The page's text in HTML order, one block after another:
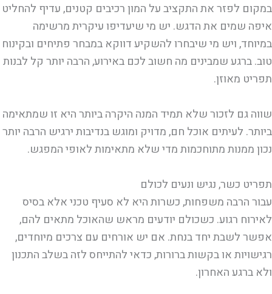
במקום לפזר את התקציב על המון רכיבים קטנים, עדיף להחליט
איפה שמים את הדגש. יש מי שיעדיפו עיקרית מרשימה
במיוחד, ויש מי שיבחרו להשקיע דווקא במבחר פתיחים ובקינוח
טוב. ברגע שמבינים מה חשוב לכם באירוע, הרבה יותר קל לבנות
תפריט מאוזן.
שווה גם לזכור שלא תמיד המנה היקרה ביותר היא זו שמתאימה
ביותר. לעיתים אוכל חם, מדויק ומוגש בנדיבות ירגיש הרבה יותר
נכון ממנות מתוחכמות מדי שלא מתאימות לאופי המפגש.
תפריט כשר, נגיש ונעים לכולם
עבור הרבה משפחות, כשרות היא לא סעיף טכני אלא בסיס
לאירוח רגוע. כשכולם יודעים מראש שהאוכל מתאים להם,
אפשר לשבת יחד בנחת. אם יש אורחים עם צרכים מיוחדים,
רגישויות או בקשות ברורות, כדאי להתייחס לזה בשלב התכנון
ולא ברגע האחרון.